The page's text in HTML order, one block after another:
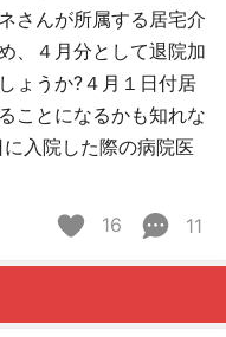
さんが所属する居宅介
、４月分として退院加
ょうか?４月１日付居
ことになるかも知れな
入院した際の病院医
16
11